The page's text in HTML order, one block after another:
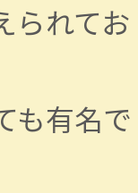
られてお
も有名で